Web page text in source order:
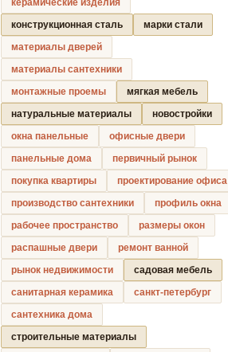
керамические изделия
конструкционная сталь
марки стали
материалы дверей
материалы сантехники
монтажные проемы
мягкая мебель
натуральные материалы
новостройки
окна панельные
офисные двери
панельные дома
первичный рынок
покупка квартиры
проектирование офиса
производство сантехники
профиль окна
рабочее пространство
размеры окон
распашные двери
ремонт ванной
рынок недвижимости
садовая мебель
санитарная керамика
санкт-петербург
сантехника дома
строительные материалы